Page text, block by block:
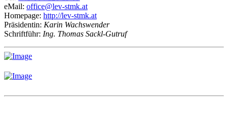
eMail: office@lev-stmk.at
Homepage: http://lev-stmk.at
Präsidentin: Karin Wachswender
Schriftführ: Ing. Thomas Sackl-Gutruf